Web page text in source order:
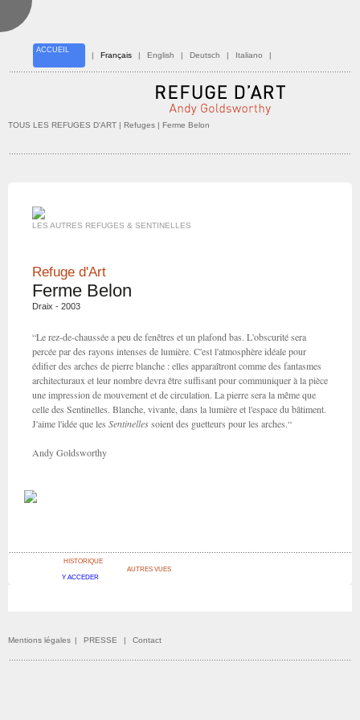
ACCUEIL
| Français | English | Deutsch | Italiano |
TOUS LES REFUGES D'ART | Refuges | Ferme Belon
LES AUTRES REFUGES & SENTINELLES
Refuge d'Art
Ferme Belon
Draix - 2003
“Le rez-de-chaussée a peu de fenêtres et un plafond bas. L'obscurité sera
percée par des rayons intenses de lumière. C'est l'atmosphère idéale pour
édifier des arches de pierre blanche : elles apparaîtront comme des fantasmes
architecturaux et leur nombre devra être suffisant pour communiquer à la pièce
une impression de mouvement et de circulation. La pierre sera la même que
celle des Sentinelles. Blanche, vivante, dans la lumière et l'espace du bâtiment.
J'aime l'idée que les Sentinellessoient des guetteurs pour les arches.“
Andy Goldsworthy
HISTORIQUE
Y ACCEDER
AUTRES VUES
Mentions légales | PRESSE | Contact